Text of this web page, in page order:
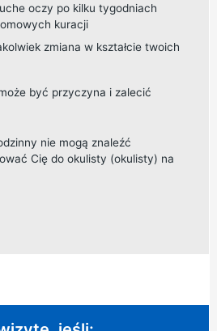
oczy po kilku tygodniach
kuracji
zmiana w kształcie twoich
być przyczyna i zalecić
nie mogą znaleźć
Cię do okulisty (okulisty) na